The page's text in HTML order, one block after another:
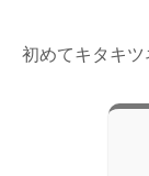
初めてキタキ